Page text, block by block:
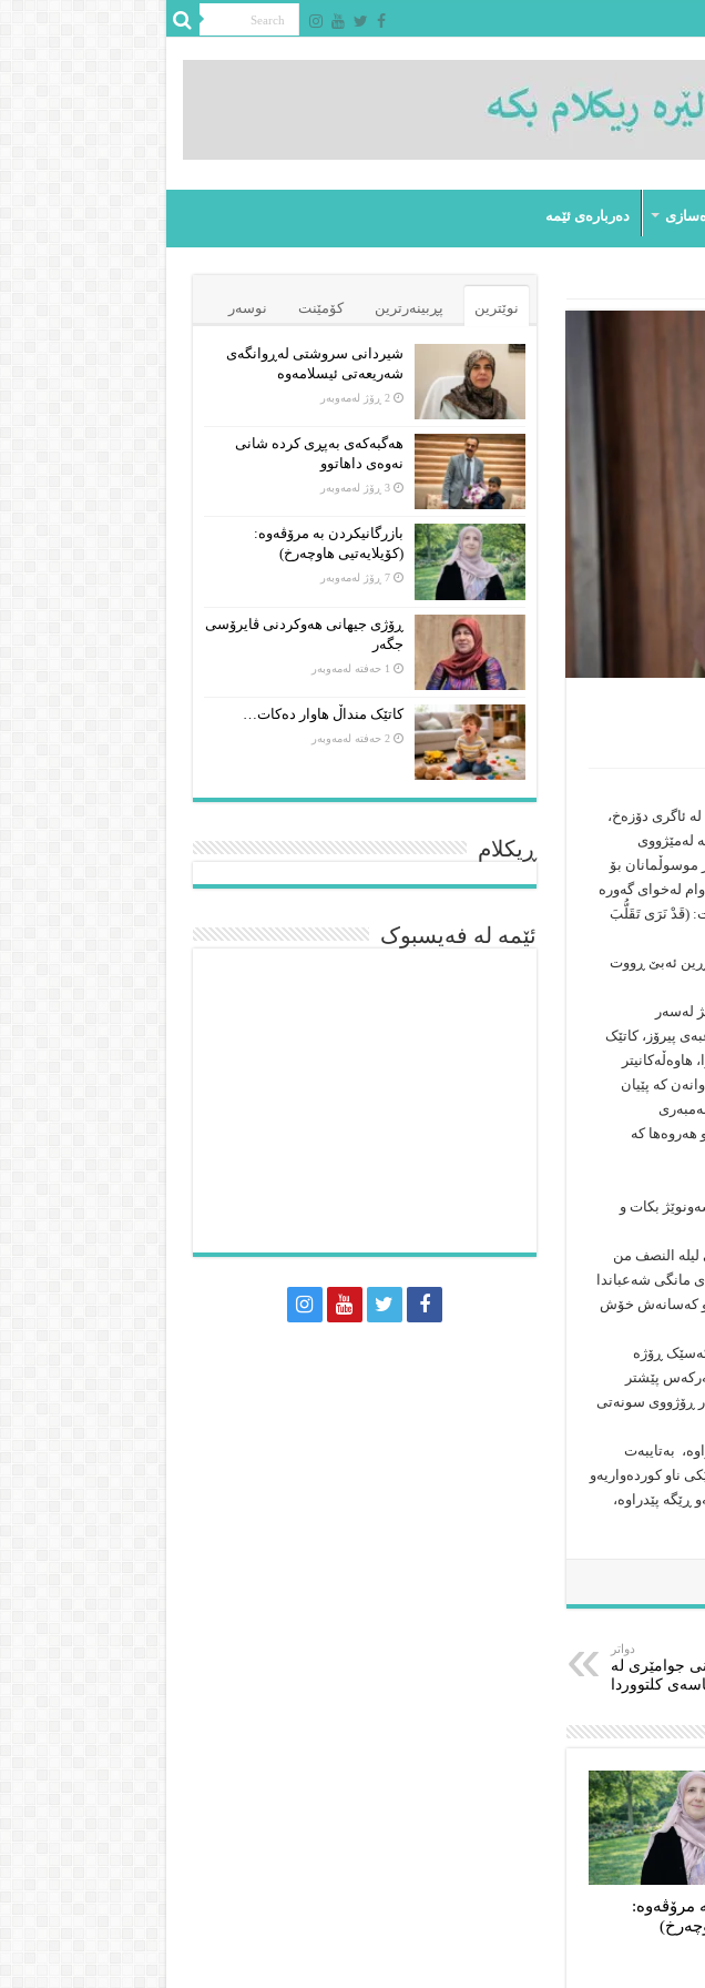
دەربارەى ئێمە
ئاگری دۆزەخ،
لەمێژووی
موسوڵمانان بۆ
لەخوای گەورە
(قَدْ نَرَى تَقَلُّبَ
ئەبێ ڕووت
کە ماوەی 16 مانگ بوو نوێژ لەسەر
پیرۆز، کاتێک
کە پێیان
هەروەها کە
بکات و
لیلە‌ النصف من
مانگی‌ شەعباندا
كەسانەش خۆش
ڕۆژە
هەرکەس پێشتر
یان کەسێک لەبەر ڕۆژووی سونەتی
بەتایبەت
ناو کوردەواریەو
ڕێگە پێدراوە،
دواتر
جوامێری لە
کلتووردا
مرۆڤەوە:
نوێترین پڕبینەرترین کۆمێنت نوسەر
شیردانی سروشتی لەڕوانگەی
شەریعەتی ئیسلامەوە
2 ڕۆژ لەمەوبەر
هەگبەکەی بەپڕی کردە شانی
نەوەی داهاتوو
3 ڕۆژ لەمەوبەر
بازرگانیکردن بە مرۆڤەوە:
(کۆیلایەتیی هاوچەرخ)
7 ڕۆژ لەمەوبەر
ڕۆژی جیهانی هەوکردنی ڤایرۆسی
جگەر
1 حەفتە لەمەوبەر
کاتێک منداڵ هاوار دەکات…
2 حەفتە لەمەوبەر
ڕیکلام
ئێمە لە فەیسبوک